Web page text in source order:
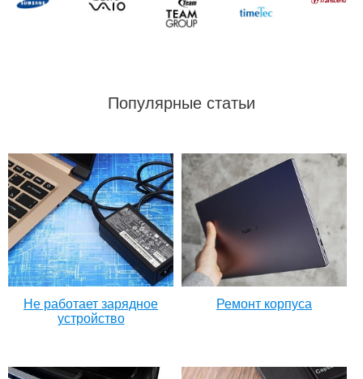
Популярные статьи
Не работает зарядное
устройство
Ремонт корпуса